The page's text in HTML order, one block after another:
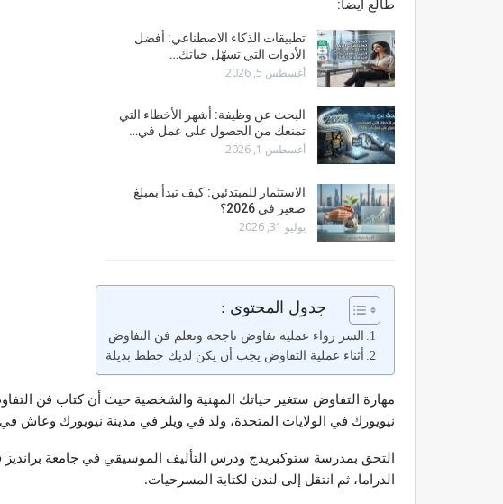
طالع ايضا:
تطبيقات الذكاء الاصطناعي: أفضل
الأدوات التي تسهّل حياتك…
أغسطس 5, 2026
البحث عن وظيفة: أشهر الأخطاء التي
تمنعك من الحصول على عمل في…
أغسطس 1, 2026
الاستثمار للمبتدئين: كيف تبدأ بمبلغ
صغير في 2026؟
يوليو 31, 2026
جدول المحتوى :
السر رواء عملية تفاوض ناجحة وتعلم فن التفاوض
أثناء عملية التفاوض يجب أن يكن لديك خطط بديلة
مهارة التفاوض ستغير حياتك المهنية والشخصية حيث أن كتاب فن
نيويورك في الولايات المتحدة، ولد في ويلر في مدينة نيويورك وعاش
التحق بمدرسة ستوكبريدج ودرس التأليف الموسيقي في جامعة
الدراما، ثم انتقل إلى لندن لكتابة المسرحيات.